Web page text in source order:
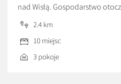
nad Wisłą. Gospodarstwo
przepięknym przełomem rzeki
porośniętymi potężnymi
gospodarstwa można pieszo
Kamiennej bezpośrednio pod
2.4 km
10 miejsc
3 pokoje